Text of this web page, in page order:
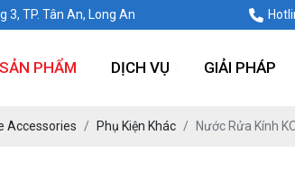
3, TP. Tân An, Long An
SẢN PHẨM DỊCH VỤ GIẢI PHÁP
Accessories Phụ Kiện Khác Nước Rửa Kính